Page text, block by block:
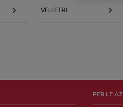
VELLETRI
PER LE